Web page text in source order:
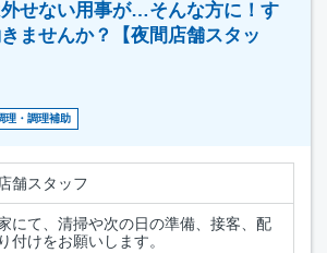
せない用事が…そんな方に！す
ませんか？【夜間店舗スタッ
理・調理補助
舗スタッフ
にて、清掃や次の日の準備、接客、配
付けをお願いします。